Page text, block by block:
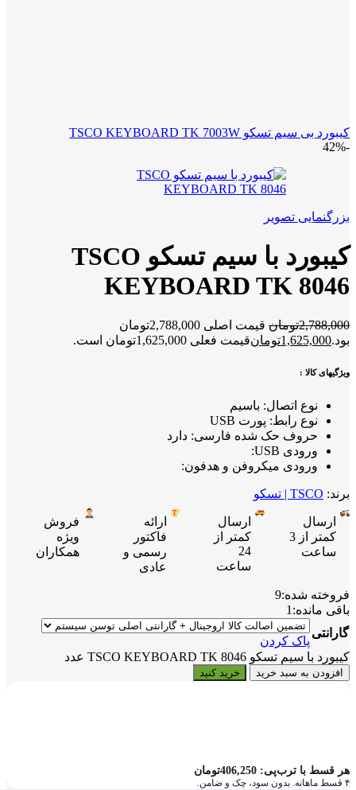
کیبورد بی سیم تسکو TSCO KEYBOARD TK 7003W
-42%
بزرگنمایی تصویر
کیبورد با سیم تسکو TSCO
KEYBOARD TK 8046
2,788,000تومان
قیمت اصلی 2,788,000تومان
بود.1,625,000تومانقیمت فعلی 1,625,000تومان است.
ویژگیهای کالا :
نوع اتصال: باسیم
نوع رابط: پورت USB
حروف حک شده فارسی: دارد
ورودی USB:
ورودی میکروفن و هدفون:
برند: TSCO | تسکو
ارسال
کمتر از 3
ساعت
ارسال
کمتر از
24
ساعت
ارائه
فاکتور
رسمی و
عادی
فروش
ویژه
همکاران
فروخته شده:9
باقی مانده: 1
گارانتی
پاک کردن
کیبورد با سیم تسکو TSCO KEYBOARD TK 8046 عدد
افزودن به سبد خرید خرید کنید
هر قسط با ترب‌پی: 406,250تومان
۴ قسط ماهانه. بدون سود، چک و ضامن.